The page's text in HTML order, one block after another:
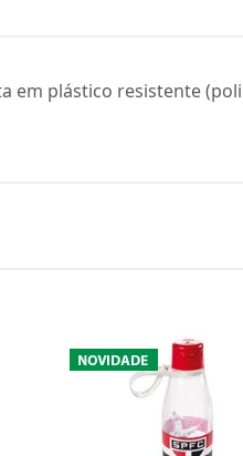
em plástico resistente